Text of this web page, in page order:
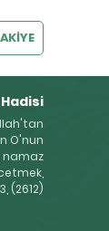
O'nun
namaz
(2612)